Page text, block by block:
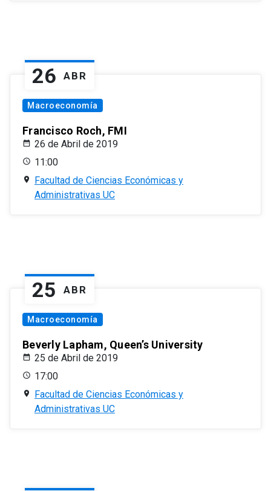
26 ABR
Macroeconomía
Francisco Roch, FMI
26 de Abril de 2019
11:00
Facultad de Ciencias Económicas y
Administrativas UC
25 ABR
Macroeconomía
Beverly Lapham, Queen’s University
25 de Abril de 2019
17:00
Facultad de Ciencias Económicas y
Administrativas UC